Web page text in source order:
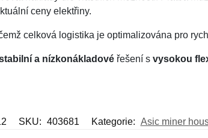
ceny elektřiny.
celková logistika je optimalizována pro
a nízkonákladovéřešení s vysokou
SKU: 403681 Kategorie: Asic miner